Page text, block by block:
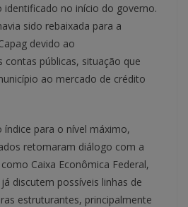
identificado no início do governo.
sido rebaixada para a
devido ao
públicas, situação que
ao mercado de crédito
índice para o nível máximo,
retomaram diálogo com a
Caixa Econômica Federal,
discutem possíveis linhas de
estruturantes, principalmente